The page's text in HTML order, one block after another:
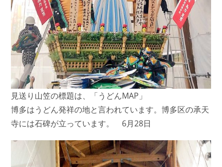
見送り山笠の標題は、「うどんMAP」
博多はうどん発祥の地と言われています。博多区の承天
寺には石碑が立っています。 6月28日